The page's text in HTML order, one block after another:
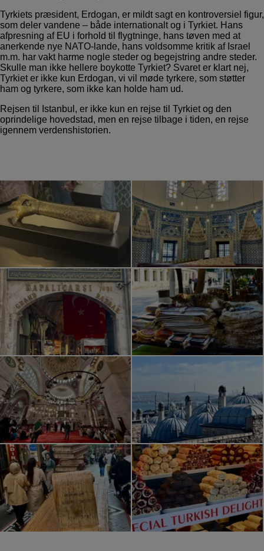
Tyrkiets præsident, Erdogan, er mildt sagt en kontroversiel figur,
som deler vandene – både internationalt og i Tyrkiet. Hans
afpresning af EU i forhold til flygtninge, hans tøven med at
anerkende nye NATO-lande, hans voldsomme kritik af Israel
m.m. har vakt harme nogle steder og begejstring andre steder.
Skulle man ikke hellere boykotte Tyrkiet? Svaret er klart nej,
Tyrkiet er ikke kun Erdogan, vi vil møde tyrkere, som støtter
ham og tyrkere, som ikke kan holde ham ud.
Rejsen til Istanbul, er ikke kun en rejse til Tyrkiet og den
oprindelige hovedstad, men en rejse tilbage i tiden, en rejse
igennem verdenshistorien.